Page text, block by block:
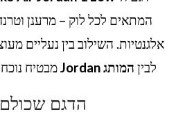
המתאים לכל לוק – מרענן
אלגנטיות. השילוב בין נעליים
לבין המותג Jordan מבטיח
הדגם